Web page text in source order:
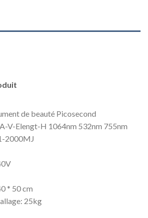
de beauté Picosecond
V-Elengt-H 1064nm 532nm 755nm
2000MJ
* 50 cm
25kg